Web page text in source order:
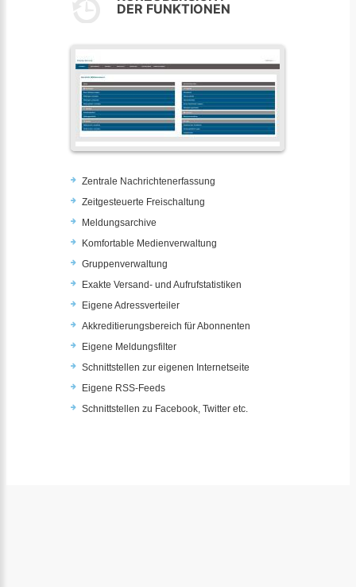
DER FUNKTIONEN
Zentrale Nachrichtenerfassung
Zeitgesteuerte Freischaltung
Meldungsarchive
Komfortable Medienverwaltung
Gruppenverwaltung
Exakte Versand- und Aufrufstatistiken
Eigene Adressverteiler
Akkreditierungsbereich für Abonnenten
Eigene Meldungsfilter
Schnittstellen zur eigenen Internetseite
Eigene RSS-Feeds
Schnittstellen zu Facebook, Twitter etc.